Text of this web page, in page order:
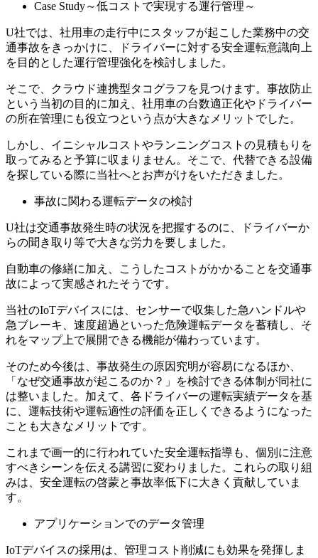
Case Study～低コストで実現する運行管理～
U社では、社用車の走行中にスタッフが起こした業務中の交
通事故をきっかけに、ドライバーに対する安全運転意識向上
を目的とした運行管理強化を検討しました。
そこで、クラウド連携型タコグラフを見つけます。事故防止
という当初の目的に加え、社用車の台数適正化やドライバー
の所在管理にも役立つという点が大きなメリットでした。
しかし、イニシャルコストやランニングコストの見積もりを
取ってみると予算に収まりません。そこで、代替できる設備
を探している際に当社へとお声がけをいただきました。
事故に関わる運転データの検討
U社は交通事故発生時の状況を把握するのに、ドライバーか
らの聞き取り等で大きな労力を要しました。
自動車の修繕に加え、こうしたコストがかかることを交通事
故によって実感されたそうです。
当社のIoTデバイスには、センサーで収集した急ハンドルや
急ブレーキ、速度超過といった危険運転データを蓄積し、そ
れをマップ上で展開できる機能が備わっています。
そのため今後は、事故発生の原因究明が容易になるほか、
「なぜ交通事故が起こるのか？」を検討できる体制が同社に
は整いました。加えて、各ドライバーの運転実績データを基
に、運転技術や運転適性の評価を正しくできるようになった
ことも大きなメリットです。
これまで画一的に行われていた安全運転指導も、個別に注意
すべきシーンを伝える講習に変わりました。これらの取り組
みは、安全運転の啓蒙と事故率低下に大きく貢献していま
す。
アプリケーションでのデータ管理
IoTデバイスの採用は、管理コスト削減にも効果を発揮しま